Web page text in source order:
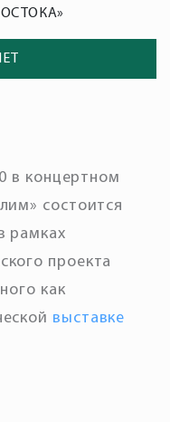
в концертном
состоится
рамках
проекта
как
выставке